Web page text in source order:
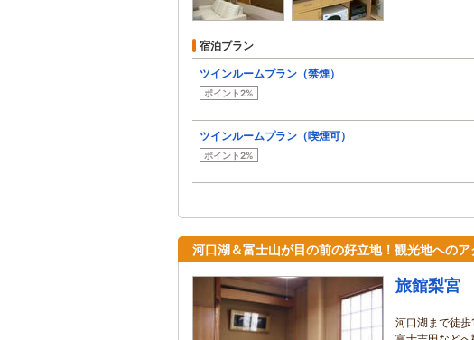
宿泊プラン
ツインルームプラン（禁煙）
ポイント2%
ツインルームプラン（喫煙可）
ポイント2%
河口湖＆富士山が目の前の好立地！観光地へのア
旅館梨宮
河口湖まで徒歩